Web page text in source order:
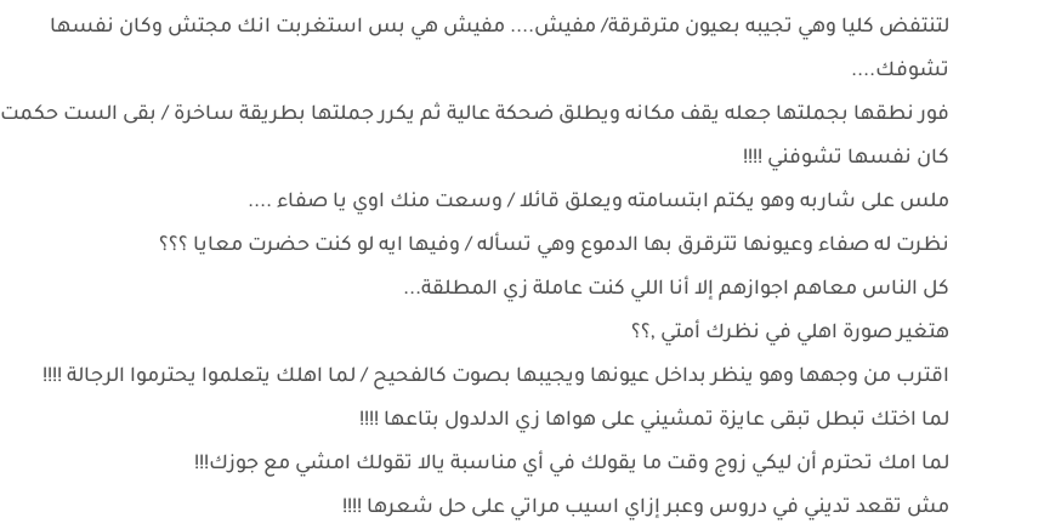
لتنتفض كليا وهي تجيبه بعيون مترقرقة/ مفيش.... مفيش هي بس استغربت انك مجتش وكان نفسها
تشوفك....
فور نطقها بجملتها جعله يقف مكانه ويطلق ضحكة عالية ثم يكرر جملتها بطريقة ساخرة / بقى الست حكمت
كان نفسها تشوفني !!!!
ملس على شاربه وهو يكتم ابتسامته ويعلق قائلا / وسعت منك اوي يا صفاء ....
نظرت له صفاء وعيونها تترقرق بها الدموع وهي تسأله / وفيها ايه لو كنت حضرت معايا ؟؟؟
كل الناس معاهم اجوازهم إلا أنا اللي كنت عاملة زي المطلقة...
هتغير صورة اهلي في نظرك أمتي ,؟؟
اقترب من وجهها وهو ينظر بداخل عيونها ويجيبها بصوت كالفحيح / لما اهلك يتعلموا يحترموا الرجالة !!!!
لما اختك تبطل تبقى عايزة تمشيني على هواها زي الدلدول بتاعها !!!!
لما امك تحترم أن ليكي زوج وقت ما يقولك في أي مناسبة يالا تقولك امشي مع جوزك!!!
مش تقعد تديني في دروس وعبر إزاي اسيب مراتي على حل شعرها !!!!